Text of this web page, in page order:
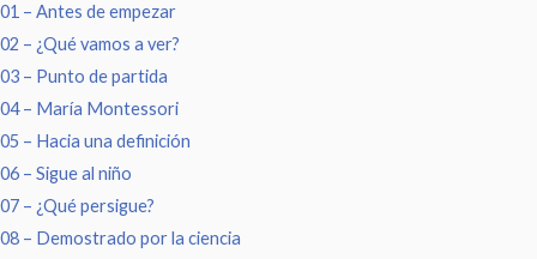
01 – Antes de empezar
02 – ¿Qué vamos a ver?
03 – Punto de partida
04 – María Montessori
05 – Hacia una definición
06 – Sigue al niño
07 – ¿Qué persigue?
08 – Demostrado por la ciencia